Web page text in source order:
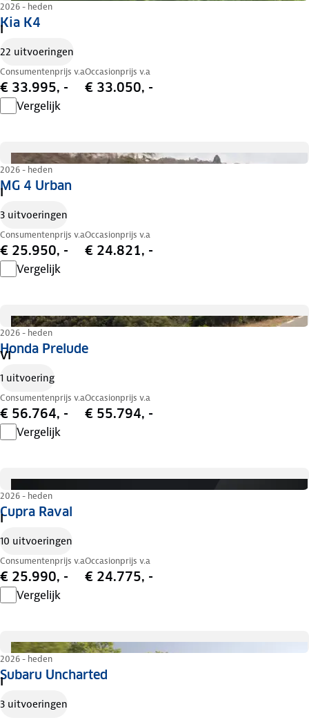
Kia K4
2026 - heden
I
22 uitvoeringen
Consumentenprijs v.a
€ 33.995, -
Occasionprijs v.a
€ 33.050, -
Vergelijk
MG 4 Urban
2026 - heden
I
3 uitvoeringen
Consumentenprijs v.a
€ 25.950, -
Occasionprijs v.a
€ 24.821, -
Vergelijk
Honda Prelude
2026 - heden
VI
1 uitvoering
Consumentenprijs v.a
€ 56.764, -
Occasionprijs v.a
€ 55.794, -
Vergelijk
Cupra Raval
2026 - heden
I
10 uitvoeringen
Consumentenprijs v.a
€ 25.990, -
Occasionprijs v.a
€ 24.775, -
Vergelijk
Subaru Uncharted
2026 - heden
I
3 uitvoeringen